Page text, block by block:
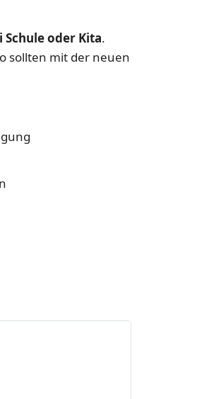
oder Kita.
sollten mit der neuen